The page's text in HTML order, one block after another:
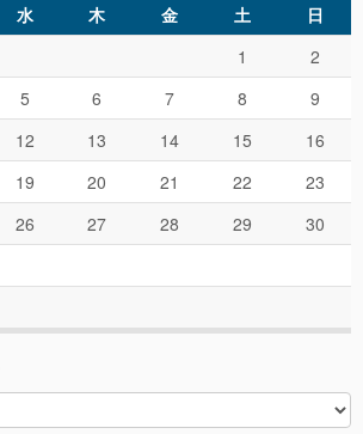
水 木 金 土 日
1
2
5 6 7 8
9
12 13 14 15
16
19 20 21 22
23
26 27 28 29
30